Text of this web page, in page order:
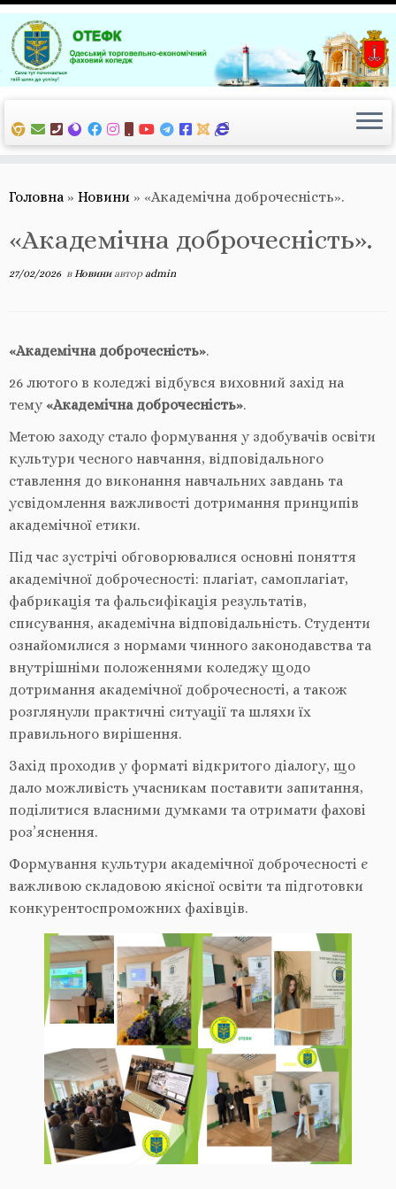
Перейти
до
вмісту
Головна » Новини » «Академічна доброчесність».
«Академічна доброчесність».
27/02/2026в Новиниавторadmin
«Академічна доброчесність».
26 лютого в коледжі відбувся виховний захід на
тему«Академічна доброчесність».
Метою заходу стало формування у здобувачів освіти
культури чесного навчання, відповідального
ставлення до виконання навчальних завдань та
усвідомлення важливості дотримання принципів
академічної етики.
Під час зустрічі обговорювалися основні поняття
академічної доброчесності: плагіат, самоплагіат,
фабрикація та фальсифікація результатів,
списування, академічна відповідальність. Студенти
ознайомилися з нормами чинного законодавства та
внутрішніми положеннями коледжу щодо
дотримання академічної доброчесності, а також
розглянули практичні ситуації та шляхи їх
правильного вирішення.
Захід проходив у форматі відкритого діалогу, що
дало можливість учасникам поставити запитання,
поділитися власними думками та отримати фахові
роз’яснення.
Формування культури академічної доброчесності є
важливою складовою якісної освіти та підготовки
конкурентоспроможних фахівців.